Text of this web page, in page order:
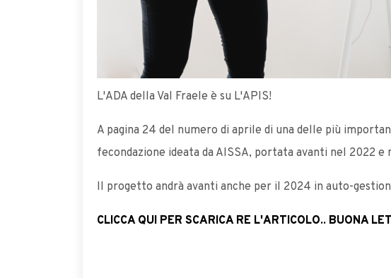
L'ADA della Val Fraele è su L'APIS!
A pagina 24 del numero di aprile di una delle più
fecondazione ideata da AISSA, portata avanti nel 2022
Il progetto andrà avanti anche per il 2024 in auto-
CLICCA QUI PER SCARICA RE L'ARTICOLO.. BUONA